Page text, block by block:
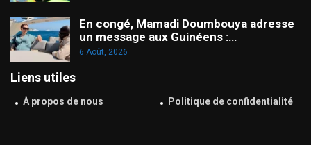
En congé, Mamadi Doumbouya adresse
un message aux Guinéens :…
6 Août, 2026
Liens utiles
À propos de nous Politique de confidentialité